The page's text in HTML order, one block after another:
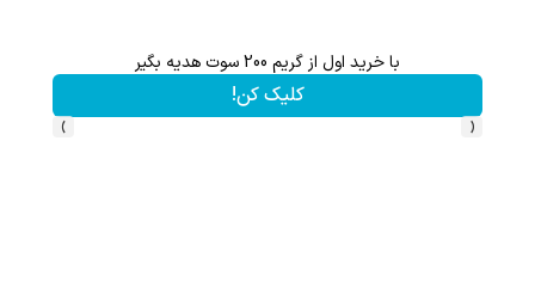
با خرید اول از گریم 200 سوت هدیه بگیر
کلیک کن!
‹
›